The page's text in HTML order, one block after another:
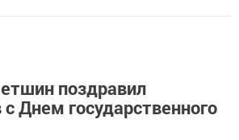
поздравил
Днем государственного